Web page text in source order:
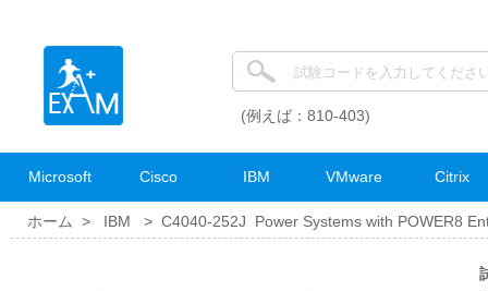
(例えば：810-403)
Microsoft Cisco IBM VMware Citrix
ホーム > IBM > C4040-252J Power Systems with POWER8